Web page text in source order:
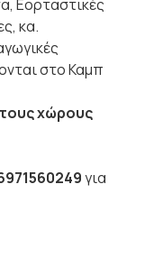
Εορταστικές
κα.
στο Καμπ
χώρους
για